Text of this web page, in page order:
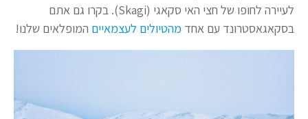
לעיירה לחופו של חצי האי סקאגי (Skagi). בקרו גם אתם
בסקאגאסטרונד עם אחד מהטיולים לעצמאיים המופלאים שלנו!